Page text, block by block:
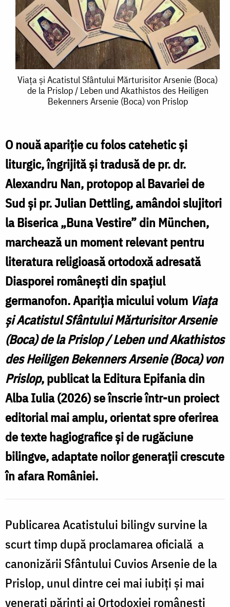
Viața
Mărturisitor
Arsenie
(Boca)
de
la
Prislop
/
Leben
Akathistos
des
Heiligen
Bekenners
Arsenie
(Boca)
von
Prislop
Viața și Acatistul Sfântului Mărturisitor Arsenie (Boca)
de la Prislop / Leben und Akathistos des Heiligen
Bekenners Arsenie (Boca) von Prislop
O nouă apariție cu folos catehetic și
liturgic, îngrijită și tradusă de pr. dr.
Alexandru Nan, protopop al Bavariei de
Sud și pr. Julian Dettling, amândoi slujitori
la Biserica „Buna Vestire” din München,
marchează un moment relevant pentru
literatura religioasă ortodoxă adresată
Diasporei românești din spațiul
germanofon. Apariția micului volum Viața
și Acatistul Sfântului Mărturisitor Arsenie
(Boca) de la Prislop / Leben und Akathistos
des Heiligen Bekenners Arsenie (Boca) von
Prislop, publicat la Editura Epifania din
Alba Iulia (2026) se înscrie într-un proiect
editorial mai amplu, orientat spre oferirea
de texte hagiografice și de rugăciune
bilingve, adaptate noilor generații crescute
în afara României.
Publicarea Acatistului bilingv survine la
scurt timp după proclamarea oficială a
canonizării Sfântului Cuvios Arsenie de la
Prislop, unul dintre cei mai iubiți și mai
venerați părinți ai Ortodoxiei românești